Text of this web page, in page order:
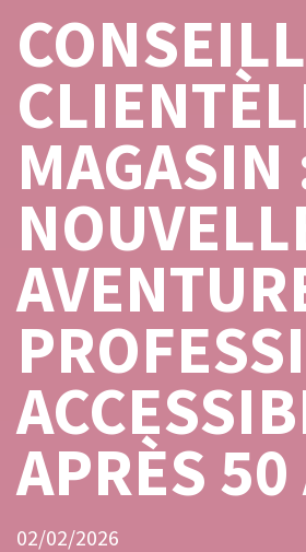
MAGASIN
APRÈS 50
02/02/2026